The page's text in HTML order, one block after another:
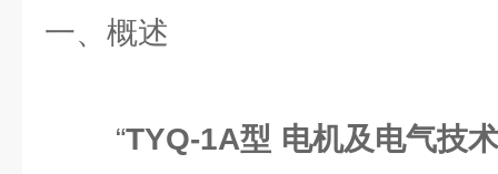
一、概述
“TYQ-1A型 电机及电气技